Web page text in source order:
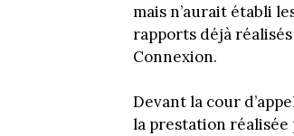
mais n’aurait établi
rapports déjà
Connexion.
Devant la cour
la prestation réalisée